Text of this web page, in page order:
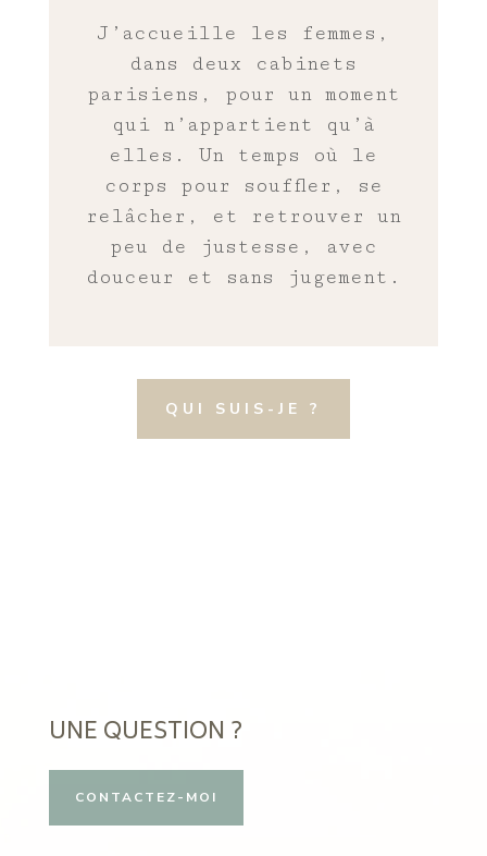
J’accueille les femmes,
dans deux cabinets
parisiens, pour un moment
qui n’appartient qu’à
elles. Un temps où le
corps pour souffler, se
relâcher, et retrouver un
peu de justesse, avec
douceur et sans jugement.
QUI SUIS-JE ?
UNE QUESTION ?
CONTACTEZ-MOI